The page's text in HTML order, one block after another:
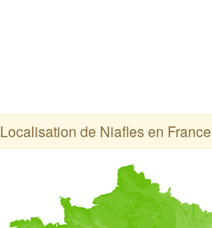
Localisation de Niafles en France